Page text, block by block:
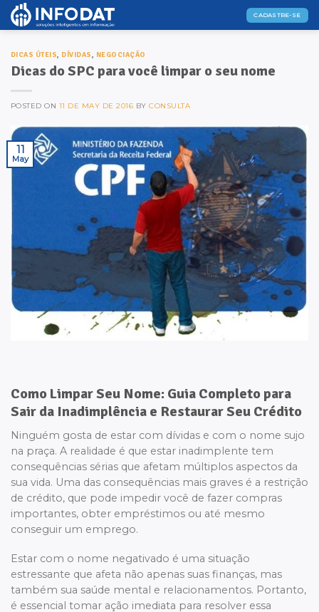
Skip
CADASTRE-SE
DICAS ÚTEIS, DÍVIDAS, NEGOCIAÇÃO
Dicas do SPC para você limpar o seu nome
POSTED ON 11 DE MAY DE 2016 BYCONSULTA
11
May
Como Limpar Seu Nome: Guia Completo para
Sair da Inadimplência e Restaurar Seu Crédito
Ninguém gosta de estar com dívidas e com o nome sujo
na praça. A realidade é que estar inadimplente tem
consequências sérias que afetam múltiplos aspectos da
sua vida. Uma das consequências mais graves é a restrição
de crédito, que pode impedir você de fazer compras
importantes, obter empréstimos ou até mesmo
conseguir um emprego.
Estar com o nome negativado é uma situação
estressante que afeta não apenas suas finanças, mas
também sua saúde mental e relacionamentos. Portanto,
é essencial tomar ação imediata para resolver essa